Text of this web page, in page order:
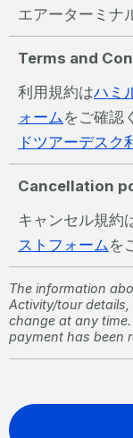
エアーターミナ
Terms and
利用規約はハミ
ォームをご確認
ドツアーデスク
Cancellation
キャンセル規約
ストフォームを
The information
Activity/tour
change at any
payment has been